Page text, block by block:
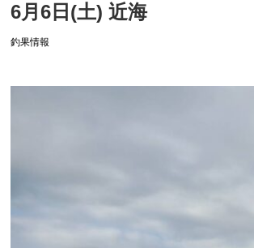
6月6日(土) 近海
釣果情報